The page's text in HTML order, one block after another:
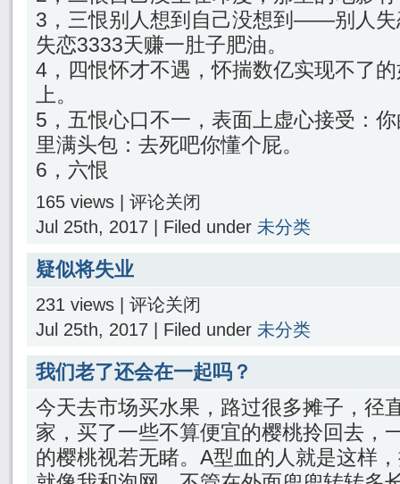
3，三恨别人想到自己没想到——别人失
失恋3333天赚一肚子肥油。
4，四恨怀才不遇，怀揣数亿实现不了
上。
5，五恨心口不一，表面上虚心接受：
里满头包：去死吧你懂个屁。
6，六恨
165 views | 评论关闭
Jul 25th, 2017 | Filed under 未分类
疑似将失业
231 views | 评论关闭
Jul 25th, 2017 | Filed under 未分类
我们老了还会在一起吗？
今天去市场买水果，路过很多摊子，径
家，买了一些不算便宜的樱桃拎回去，
的樱桃视若无睹。A型血的人就是这样